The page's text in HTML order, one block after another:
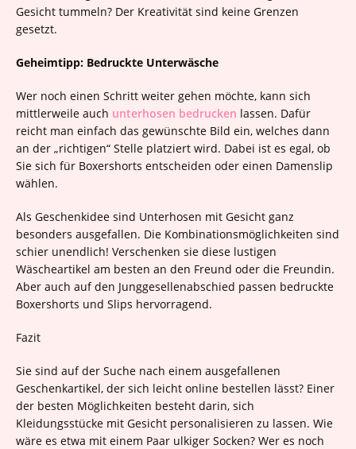
Gesicht tummeln? Der Kreativität sind keine Grenzen
gesetzt.
Geheimtipp: Bedruckte Unterwäsche
Wer noch einen Schritt weiter gehen möchte, kann sich
mittlerweile auch unterhosen bedrucken lassen. Dafür
reicht man einfach das gewünschte Bild ein, welches dann
an der „richtigen“ Stelle platziert wird. Dabei ist es egal, ob
Sie sich für Boxershorts entscheiden oder einen Damenslip
wählen.
Als Geschenkidee sind Unterhosen mit Gesicht ganz
besonders ausgefallen. Die Kombinationsmöglichkeiten sind
schier unendlich! Verschenken sie diese lustigen
Wäscheartikel am besten an den Freund oder die Freundin.
Aber auch auf den Junggesellenabschied passen bedruckte
Boxershorts und Slips hervorragend.
Fazit
Sie sind auf der Suche nach einem ausgefallenen
Geschenkartikel, der sich leicht online bestellen lässt? Einer
der besten Möglichkeiten besteht darin, sich
Kleidungsstücke mit Gesicht personalisieren zu lassen. Wie
wäre es etwa mit einem Paar ulkiger Socken? Wer es noch